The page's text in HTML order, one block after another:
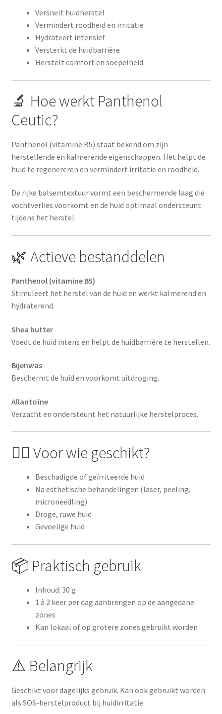
Versnelt huidherstel
Vermindert roodheid en irritatie
Hydrateert intensief
Versterkt de huidbarrière
Herstelt comfort en soepelheid
🔬 Hoe werkt Panthenol
Ceutic?
Panthenol (vitamine B5) staat bekend om zijn
herstellende en kalmerende eigenschappen. Het helpt de
huid te regenereren en vermindert irritatie en roodheid.
De rijke balsemtextuur vormt een beschermende laag die
vochtverlies voorkomt en de huid optimaal ondersteunt
tijdens het herstel.
🌿 Actieve bestanddelen
Panthenol (vitamine B5)
Stimuleert het herstel van de huid en werkt kalmerend en
hydraterend.
Shea butter
Voedt de huid intens en helpt de huidbarrière te herstellen.
Bijenwas
Beschermt de huid en voorkomt uitdroging.
Allantoïne
Verzacht en ondersteunt het natuurlijke herstelproces.
👩‍⚕️ Voor wie geschikt?
Beschadigde of geïrriteerde huid
Na esthetische behandelingen (laser, peeling,
microneedling)
Droge, ruwe huid
Gevoelige huid
📦 Praktisch gebruik
Inhoud: 30 g
1 à 2 keer per dag aanbrengen op de aangedane
zones
Kan lokaal of op grotere zones gebruikt worden
⚠️ Belangrijk
Geschikt voor dagelijks gebruik. Kan ook gebruikt worden
als SOS-herstelproduct bij huidirritatie.